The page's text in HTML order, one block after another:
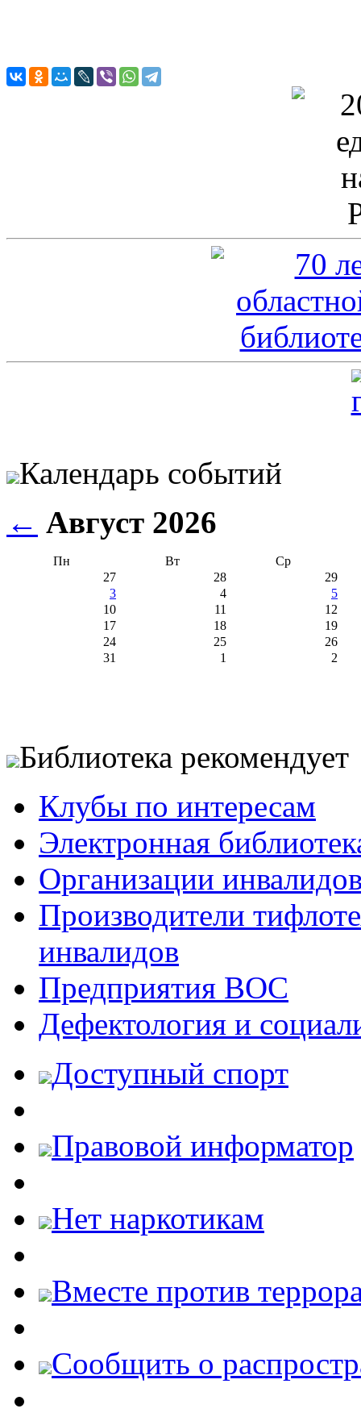
Календарь событий
← Август 2026
Пн Вт
Ср
27
28
29
3
4
5
10
11
12
17
18
19
24
25
26
31
1 2
Библиотека рекомендует
Клубы по интересам
Электронная
Организации
Производители
инвалидов
Предприятия ВОС
Дефектология и
Доступный спорт
Правовой информатор
Нет наркотикам
Вместе против
Cообщить о